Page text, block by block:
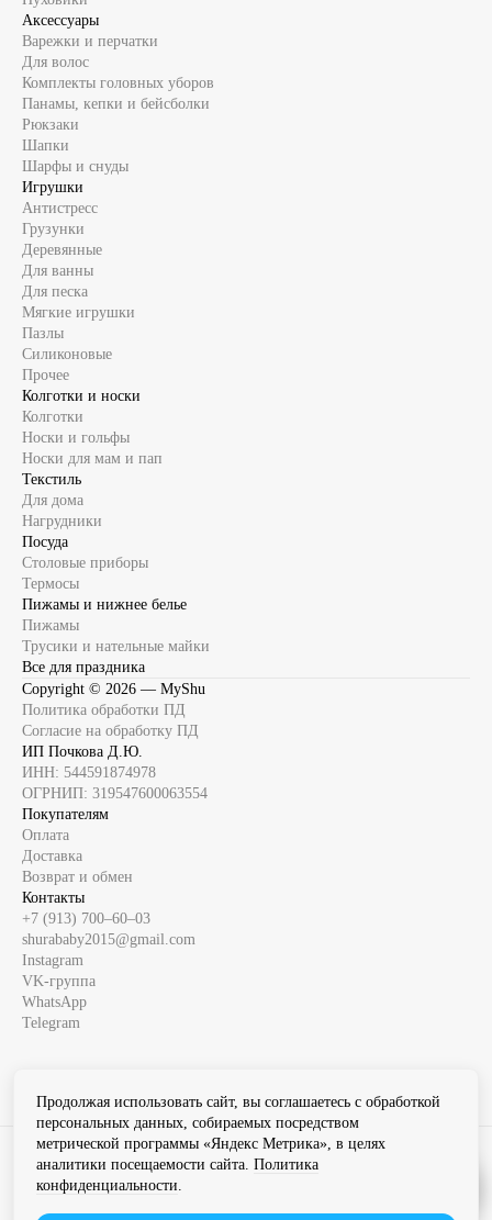
Аксессуары
Варежки и перчатки
Для волос
Комплекты головных уборов
Панамы, кепки и бейсболки
Рюкзаки
Шапки
Шарфы и снуды
Игрушки
Антистресс
Грузунки
Деревянные
Для ванны
Для песка
Мягкие игрушки
Пазлы
Силиконовые
Прочее
Колготки и носки
Колготки
Носки и гольфы
Носки для мам и пап
Текстиль
Для дома
Нагрудники
Посуда
Столовые приборы
Термосы
Пижамы и нижнее белье
Пижамы
Трусики и нательные майки
Все для праздника
Copyright © 2026 — MyShu
Политика обработки ПД
Согласие на обработку ПД
ИП Почкова Д.Ю.
ИНН: 544591874978
ОГРНИП: 319547600063554
Покупателям
Оплата
Доставка
Возврат и обмен
Контакты
+7 (913) 700‒60‒03
shurababy2015@gmail.com
Instagram
VK-группа
WhatsApp
Telegram
Instagram продукт компании Meta которая признана экстремистской
организацией в России
Продолжая использовать сайт, вы соглашаетесь с обработкой
персональных данных, собираемых посредством
метрической программы «Яндекс Метрика», в целях
аналитики посещаемости сайта. Политика
конфиденциальности.